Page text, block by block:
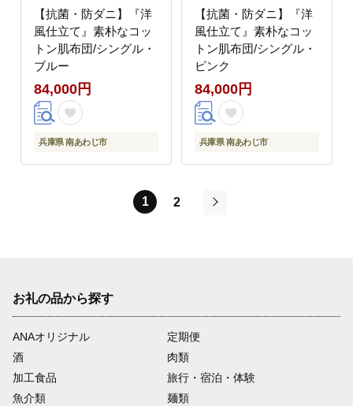
【抗菌・防ダニ】『洋
風仕立て』素朴なコッ
トン肌布団/シングル・
ブルー
84,000円
兵庫県 南あわじ市
【抗菌・防ダニ】『洋
風仕立て』素朴なコッ
トン肌布団/シングル・
ピンク
84,000円
兵庫県 南あわじ市
1
2
お礼の品から探す
ANAオリジナル
定期便
酒
肉類
加工食品
旅行・宿泊・体験
魚介類
麺類